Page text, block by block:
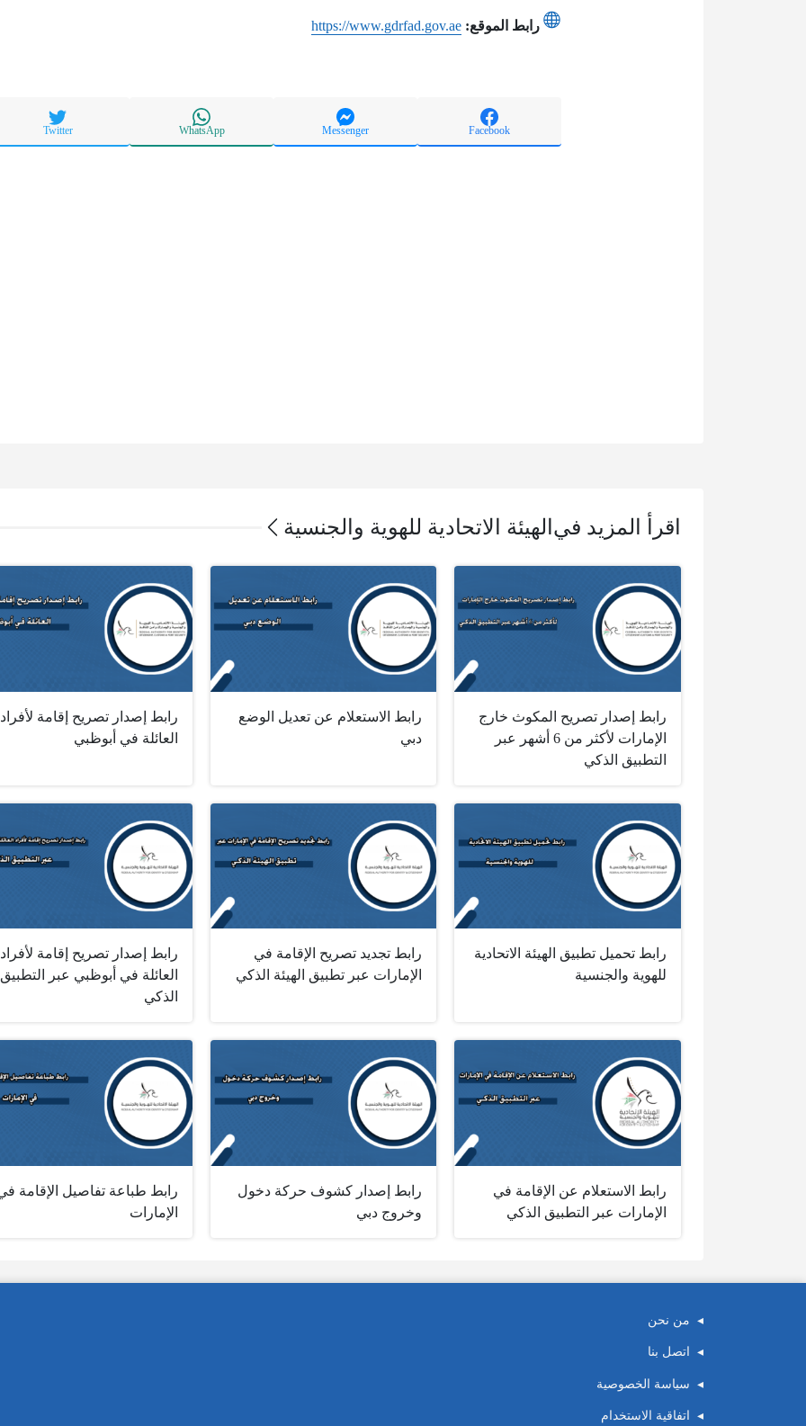
رابط الموقع: https://www.gdrfad.gov.ae
Facebook
Messenger
WhatsApp
Twitter
اقرأ المزيد في الهيئة الاتحادية للهوية والجنسية
رابط إصدار تصريح المكوث خارج
الإمارات لأكثر من 6 أشهر عبر
التطبيق الذكي
رابط الاستعلام عن تعديل الوضع
دبي
رابط إصدار تصريح إقامة لأفراد
العائلة في أبوظبي
رابط تحميل تطبيق الهيئة الاتحادية
للهوية والجنسية
رابط تجديد تصريح الإقامة في
الإمارات عبر تطبيق الهيئة الذكي
رابط إصدار تصريح إقامة لأفراد
العائلة في أبوظبي عبر التطبيق
الذكي
رابط الاستعلام عن الإقامة في
الإمارات عبر التطبيق الذكي
رابط إصدار كشوف حركة دخول
وخروج دبي
رابط طباعة تفاصيل الإقامة
الإمارات
من نحن
اتصل بنا
سياسة الخصوصية
اتفاقية الاستخدام